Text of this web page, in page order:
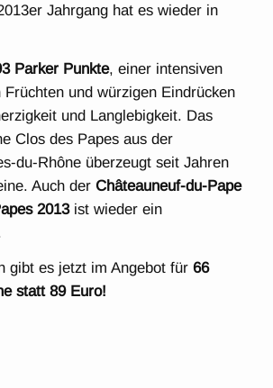
Jahrgang hat es wieder in
Parker Punkte, einer intensiven
Früchten und würzigen Eindrücken
und Langlebigkeit. Das
Clos des Papes aus der
du-Rhône überzeugt seit Jahren
Auch derChâteauneuf-du-Pape
2013ist wieder ein
gibt es jetzt im Angebot für66
statt 89 Euro!